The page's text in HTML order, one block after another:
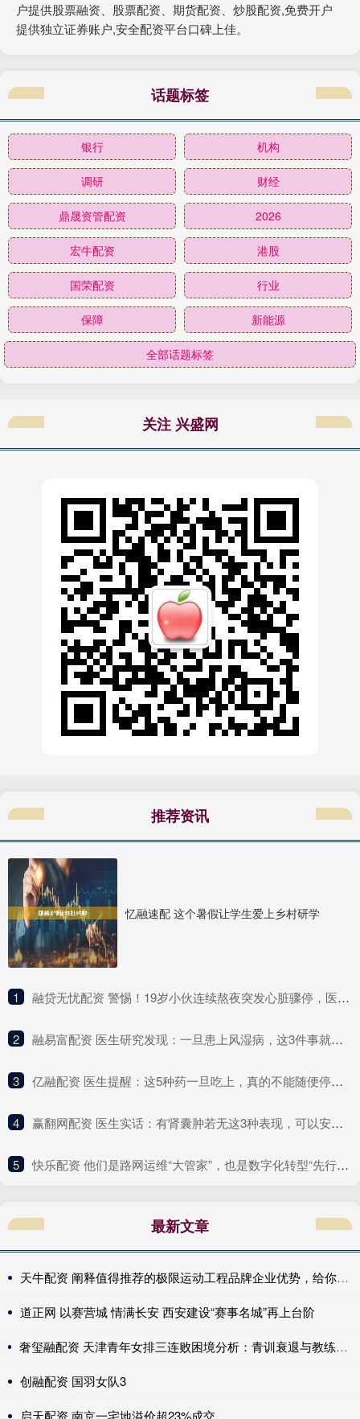
户提供股票融资、股票配资、期货配资、炒股配资,免费开户
提供独立证券账户,安全配资平台口碑上佳。
话题标签
银行 机构
调研 财经
鼎晟资管配资 2026
宏牛配资 港股
国荣配资 行业
保障 新能源
全部话题标签
关注 兴盛网
推荐资讯
忆融速配 这个暑假让学生爱上乡村研学
1 ​融贷无忧配资 警惕！19岁小伙连续熬夜突发心脏骤停，医生提醒
2 ​融易富配资 医生研究发现：一旦患上风湿病，这3件事就别做了，别害了自己！
3 ​亿融配资 医生提醒：这5种药一旦吃上，真的不能随便停！突然停服风险大
4 ​赢翻网配资 医生实话：有肾囊肿若无这3种表现，可以安心，恶变风险很小
5 ​快乐配资 他们是路网运维“大管家”，也是数字化转型“先行者”｜奋勇争先实干家
最新文章
天牛配资 阐释值得推荐的极限运动工程品牌企业优势，给你清晰认知
道正网 以赛营城 情满长安 西安建设“赛事名城”再上台阶
奢玺融配资 天津青年女排三连败困境分析：青训衰退与教练能力不足双重挑战
创融配资 国羽女队3
启天配资 南京一宅地溢价超23%成交